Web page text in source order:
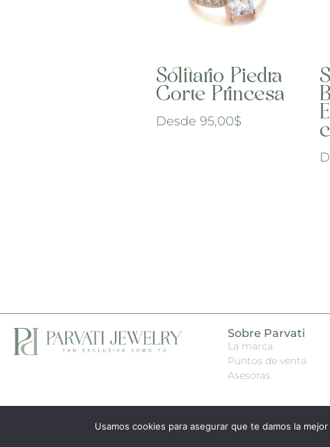
Solitario Piedra
Corte Princesa
Desde 95,00$
Sobre Parvati
La marca
Puntos de venta
Asesoras
Usamos cookies para asegurar que te damos la